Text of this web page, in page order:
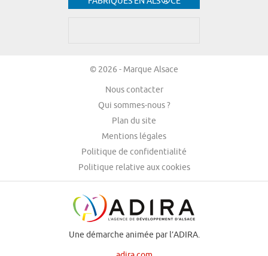
© 2026 - Marque Alsace
Nous contacter
Qui sommes-nous ?
Plan du site
Mentions légales
Politique de confidentialité
Politique relative aux cookies
Une démarche animée par l’ADIRA.